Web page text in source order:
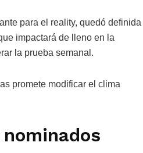
para el reality, quedó definida
impactará de lleno en la
la prueba semanal.
promete modificar el clima